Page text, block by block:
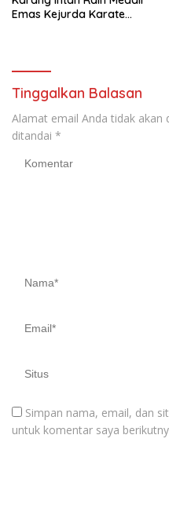
Emas Kejurda Karate
Tinggalkan Balasan
Alamat email Anda tidak akan
ditandai *
Simpan nama, email, dan
untuk komentar saya